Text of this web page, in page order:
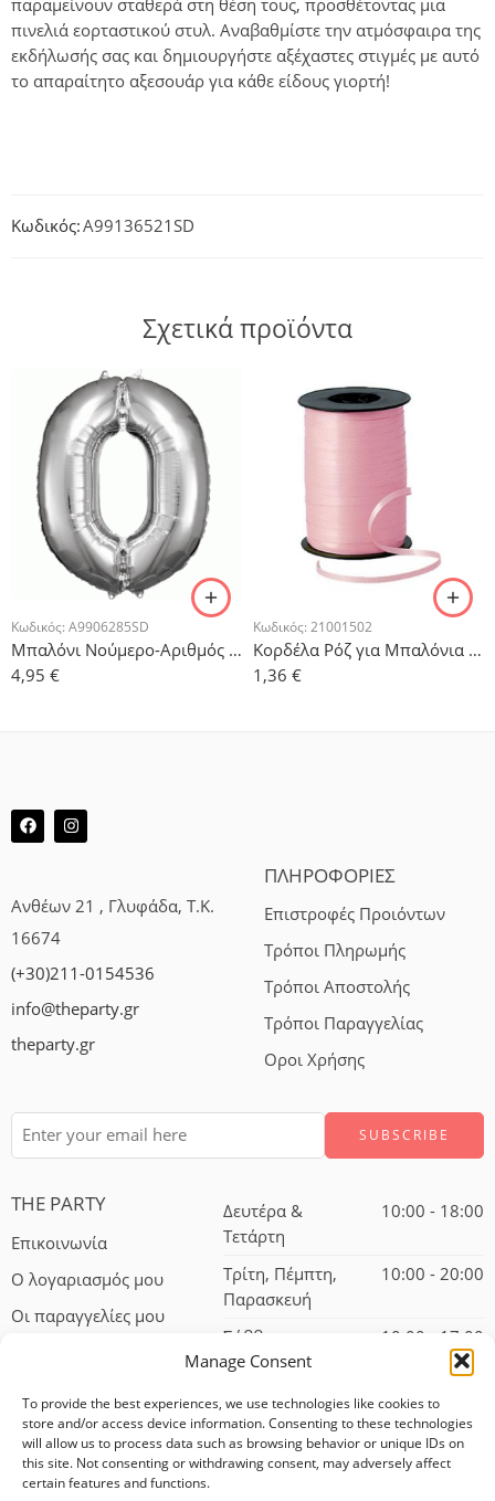
Manage Consent
To provide the best experiences, we use technologies like cookies to
store and/or access device information. Consenting to these technologies
will allow us to process data such as browsing behavior or unique IDs on
this site. Not consenting or withdrawing consent, may adversely affect
certain features and functions.
παραμείνουν σταθερά στη θέση τους, προσθέτοντας μια
πινελιά εορταστικού στυλ. Αναβαθμίστε την ατμόσφαιρα της
εκδήλωσής σας και δημιουργήστε αξέχαστες στιγμές με αυτό
το απαραίτητο αξεσουάρ για κάθε είδους γιορτή!
Κωδικός:A99136521SD
Σχετικά προϊόντα
Κωδικός: A9906285SD
Μπαλόνι Νούμερο-Αριθμός 0 Ασημί 88x55cm
4,95 €
Κωδικός: 21001502
Κορδέλα Ρόζ για Μπαλόνια 500μ
1,36 €
Ανθέων 21 , Γλυφάδα, Τ.Κ.
16674
(+30)211-0154536
info@theparty.gr
theparty.gr
ΠΛΗΡΟΦΟΡΙΕΣ
Επιστροφές Προιόντων
Τρόποι Πληρωμής
Τρόποι Αποστολής
Τρόποι Παραγγελίας
Οροι Χρήσης
THE PARTY
Επικοινωνία
Ο λογαριασμός μου
Οι παραγγελίες μου
Δευτέρα &
Τετάρτη
10:00 - 18:00
Τρίτη, Πέμπτη,
Παρασκευή
10:00 - 20:00
Σάββατο 10:00 - 17:00